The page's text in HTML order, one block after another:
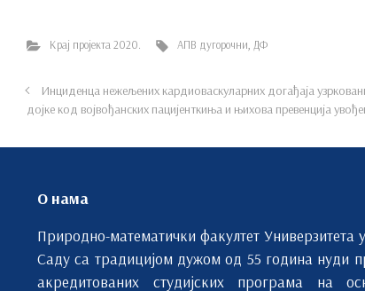
Крај пројекта 2020. АПВ дугорочни ДФ
Инциденца нежељених кардиоваскуларних догађаја
дојке код војвођанских пацијенткиња и њихова превенција
О нама
Природно-математички факултет Универзитета
Саду са традицијом дужом од 55 година нуди
акредитованих студијских програма на